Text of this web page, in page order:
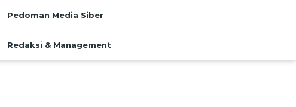
Pedoman Media Siber
Redaksi & Management